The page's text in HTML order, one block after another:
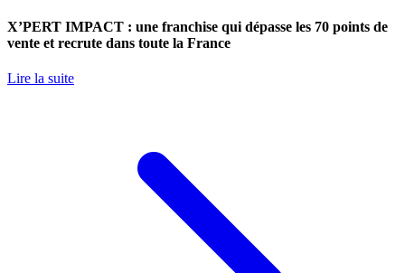
X’PERT IMPACT : une franchise qui dépasse les 70 points de
vente et recrute dans toute la France
Lire la suite